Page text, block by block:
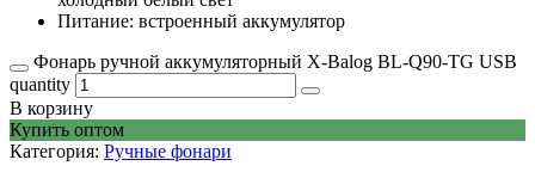
Питание: встроенный аккумулятор
Фонарь ручной аккумуляторный X-Balog BL-Q90-TG USB
quantity
В корзину
Купить оптом
Категория: Ручные фонари